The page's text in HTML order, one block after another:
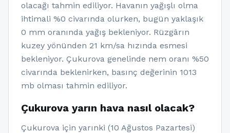
olacağı tahmin ediliyor. Havanın yağışlı olma
ihtimali %0 civarında olurken, bugün yaklaşık
0 mm oranında yağış bekleniyor. Rüzgârın
kuzey yönünden 21 km/sa hızında esmesi
bekleniyor. Çukurova genelinde nem oranı %50
civarında beklenirken, basınç değerinin 1013
mb olması tahmin ediliyor.
Çukurova yarın hava nasıl olacak?
Çukurova için yarınki (10 Ağustos Pazartesi)